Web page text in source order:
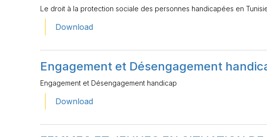
Le droit à la protection sociale des personnes handicapées en
Download
Engagement et Désengagement
Engagement et Désengagement handicap
Download